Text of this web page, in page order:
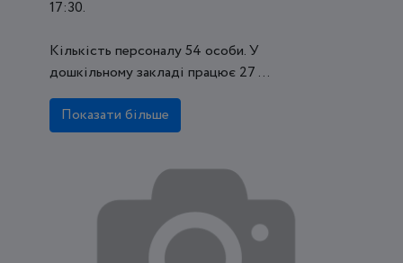
17:30.
Кількість персоналу 54 особи. У
дошкільному закладі працює 27 ...
Показати більше